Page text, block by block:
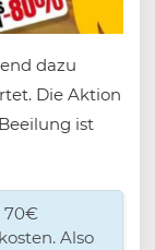
dazu
Die Aktion
ist
70€
Also